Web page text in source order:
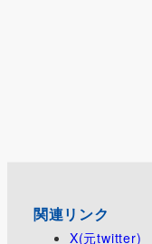
関連リンク
X(元twitter)